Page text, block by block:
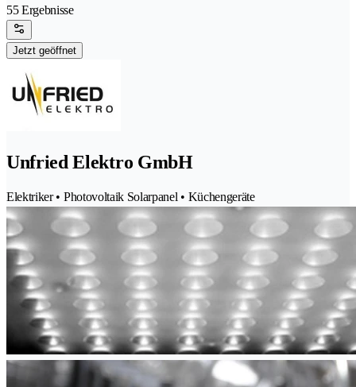
55 Ergebnisse
Jetzt geöffnet
Unfried Elektro GmbH
Elektriker • Photovoltaik Solarpanel • Küchengeräte